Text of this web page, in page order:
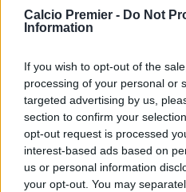
Calcio Premier - Do Not
Information
If you wish to opt-out of the
processing of your personal or
targeted advertising by us,
section to confirm your
opt-out request is processed
interest-based ads based on
us or personal information
your opt-out. You may
Numeri da top player
stelle
Il prodigio franco-
contratto fino al 2029, ha
importante al mondo il
valuta già oltre i 60 milioni
Bouaddi ha disputato una
vero fattore X del Marocco e
avversario insieme ai
Aynaoui.